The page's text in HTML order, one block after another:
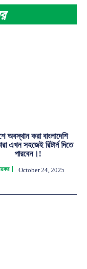
অবস্থান করা বাংলাদেশি
এখন সহজেই রিটার্ন দিতে
পারবেন।!
October 24, 2025